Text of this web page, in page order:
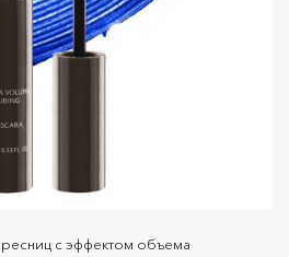
ресниц с эффектом объема